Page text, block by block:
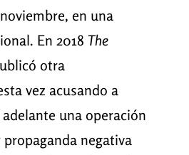
en una
En 2018 The
otra
vez acusando a
una operación
negativa